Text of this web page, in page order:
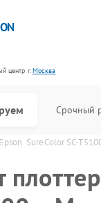
центр г.Москва
Срочный
SureColor SC-